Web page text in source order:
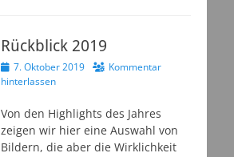
Rückblick 2019
Veröffentlicht
am
7. Oktober 2019
Kommentar
hinterlassen
Von den Highlights des Jahres
zeigen wir hier eine Auswahl von
Bildern, die aber die Wirklichkeit